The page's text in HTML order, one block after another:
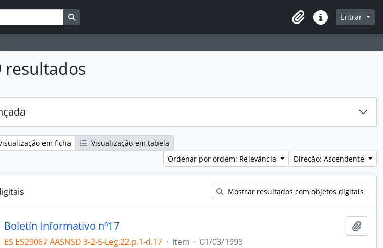
Busque na página de navegação
Área de transferência
Ligações rápidas
Entrar
resultados
em ficha
Visualização em tabela
Ordenar por ordem: Relevância
Direção: Ascendente
Mostrar resultados com objetos digitais
Boletín Informativo nº17
ES ES29067 AASNSD 3-2-5-Leg.22.p.1-d.17 · Item · 01/03/1993